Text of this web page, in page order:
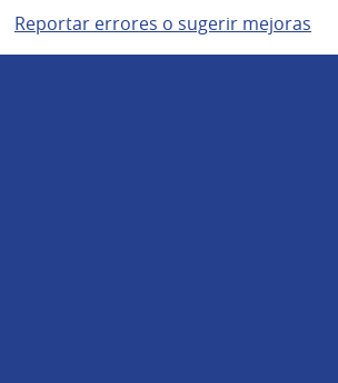
Reportar errores o sugerir mejoras